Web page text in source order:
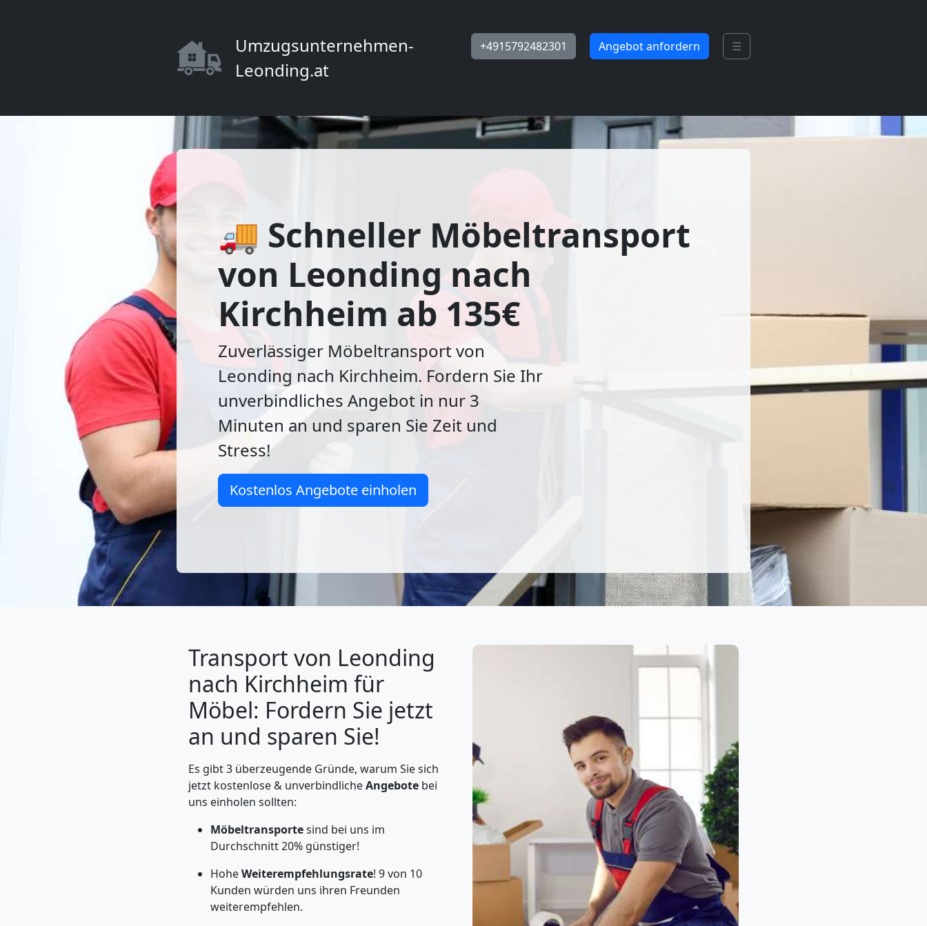
Umzugsunternehmen-
Leonding.at
+4915792482301 Angebot anfordern ☰
🚚 Schneller Möbeltransport
von Leonding nach
Kirchheim ab 135€
Zuverlässiger Möbeltransport von
Leonding nach Kirchheim. Fordern Sie Ihr
unverbindliches Angebot in nur 3
Minuten an und sparen Sie Zeit und
Stress!
Kostenlos Angebote einholen
Transport von Leonding
nach Kirchheim für
Möbel: Fordern Sie jetzt
an und sparen Sie!
Es gibt 3 überzeugende Gründe, warum Sie sich
jetzt kostenlose & unverbindlicheAngebotebei
uns einholen sollten:
Möbeltransportesind bei uns im
Durchschnitt 20% günstiger!
HoheWeiterempfehlungsrate! 9 von 10
Kunden würden uns ihren Freunden
weiterempfehlen.